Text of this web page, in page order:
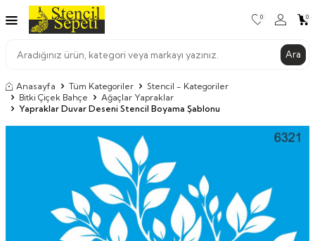
Ara
0 0
Anasayfa Tüm Kategoriler
Stencil - Kategoriler
Bitki Çiçek Bahçe
Ağaçlar Yapraklar
Yapraklar Duvar Deseni Stencil Boyama Şablonu